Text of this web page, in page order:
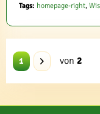
Tags: homepage-right,
1 von 2